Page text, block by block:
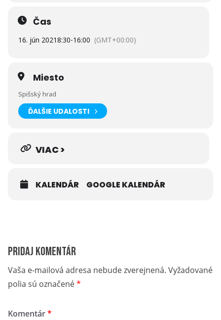
Pozn.: cena zahŕňa autobusovú dopravu a delegáta, cena
účastníkov.
Čas
16. jún 20218:30-16:00 (GMT+00:00)
Miesto
Spišský hrad
ĎALŠIE UDALOSTI
VIAC >
KALENDÁR GOOGLE KALENDÁR
Pridaj komentár
Vaša e-mailová adresa nebude zverejnená. Vyžadované
polia sú označené*
Komentár*